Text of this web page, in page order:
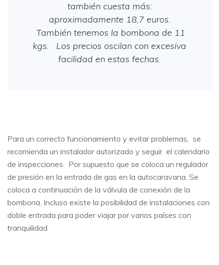
también cuesta más:
aproximadamente 18,7 euros.
También tenemos la bombona de 11
kgs. Los precios oscilan con excesiva
facilidad en estas fechas.
Para un correcto funcionamiento y evitar problemas, se
recomienda un instalador autorizado y seguir el calendario
de inspecciones. Por supuesto que se coloca un regulador
de presión en la entrada de gas en la autocaravana. Se
coloca a continuación de la válvula de conexión de la
bombona. Incluso existe la posibilidad de instalaciones con
doble entrada para poder viajar por varios países con
tranquilidad.